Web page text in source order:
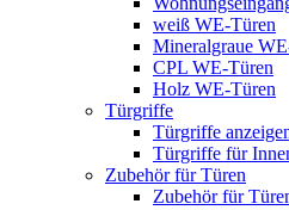
weiß WE-Türen
Mineralgraue
CPL WE-Türen
Holz WE-Türen
Türgriffe
Türgriffe
Türgriffe für
Zubehör für Türen
Zubehör für